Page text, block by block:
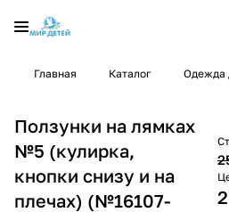
Главная Каталог Одежда
Ползунки на лямках
№5 (кулирка,
кнопки снизу и на
плечах) (№16107-